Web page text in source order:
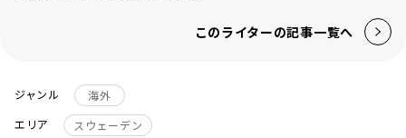
このライターの記事一覧へ
ジャンル
海外
エリア
スウェーデン